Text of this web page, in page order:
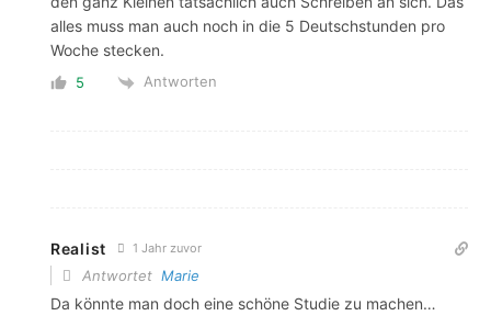
alles muss man auch noch in die 5 Deutschstunden pro
Woche stecken.
5 Antworten
Realist 1 Jahr zuvor
Antwortet Marie
Da könnte man doch eine schöne Studie zu machen…